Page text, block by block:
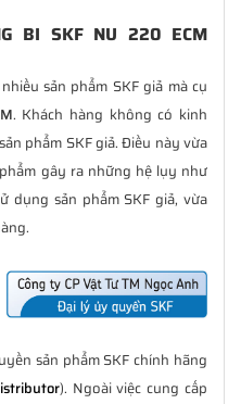
BI SKF NU 220 ECM
sản phẩm SKF giả mà cụ
. Khách hàng không có kinh
phẩm SKF giả. Điều này vừa
gây ra những hệ lụy như
dụng sản phẩm SKF giả, vừa
sản phẩm SKF chính hãng
). Ngoài việc cung cấp